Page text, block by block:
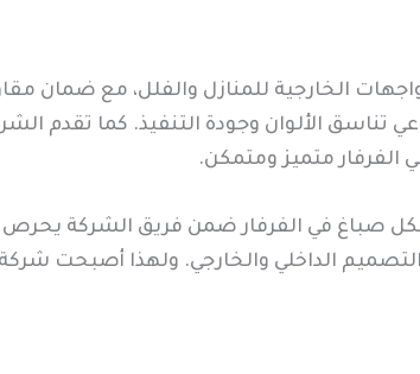
الخارجية للمنازل والفلل، مع ضمان
الألوان وجودة التنفيذ. كما تقدم
الفرفار متميز ومتمكن.
صباغ في الفرفار ضمن فريق الشركة يحرص
الداخلي والخارجي. ولهذا أصبحت